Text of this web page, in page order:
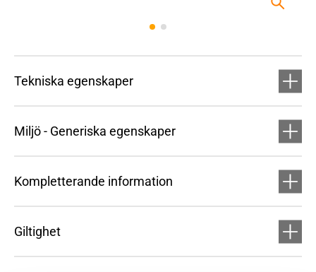
Tekniska egenskaper
Miljö - Generiska egenskaper
Kompletterande information
Giltighet